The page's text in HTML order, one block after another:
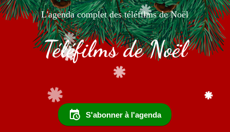
L'agenda complet des téléfilms de Noël
Téléfilms de Noël
S'abonner à l'agenda